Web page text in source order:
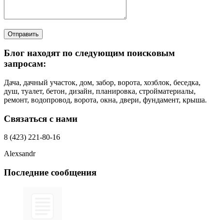
Отправить
Блог находят по следующим поисковым
запросам:
Дача, дачный участок, дом, забор, ворота, хозблок, беседка,
душ, туалет, бетон, дизайн, планировка, стройматериалы,
ремонт, водопровод, ворота, окна, двери, фундамент, крыша.
Связаться с нами
8 (423) 221-80-16
Alexsandr
Последние сообщения